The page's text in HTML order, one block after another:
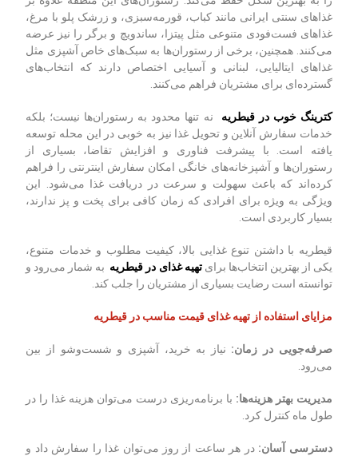
غذاهای سنتی ایرانی مانند کباب، قورمه‌سبزی، و زرشک پلو با مرغ،
غذاهای فست‌فودی متنوعی مثل پیتزا، ساندویچ و برگر را نیز عرضه
می‌کنند. همچنین، برخی از رستوران‌ها به سبک‌های خاص آشپزی مثل
غذاهای ایتالیایی، لبنانی و آسیایی اختصاص دارند که انتخاب‌های
گسترده‌ای برای مشتریان فراهم می‌کنند.
کترینگ خوب در قیطریه
نه تنها محدود به رستوران‌ها نیست؛ بلکه
خدمات سفارش آنلاین و تحویل غذا نیز به خوبی در این محله توسعه
یافته است. با پیشرفت فناوری و افزایش تقاضا، بسیاری از
رستوران‌ها و آشپزخانه‌های خانگی امکان سفارش اینترنتی را فراهم
کرده‌اند که باعث سهولت و سرعت در دریافت غذا می‌شود. این
ویژگی به ویژه برای افرادی که زمان کافی برای پخت و پز ندارند،
بسیار کاربردی است.
قیطریه با داشتن تنوع غذایی بالا، کیفیت مطلوب و خدمات متنوع،
یکی از بهترین انتخاب‌ها برایتهیه غذای در قیطریه به شمار می‌رود و
توانسته است رضایت بسیاری از مشتریان را جلب کند.
مزایای استفاده از تهیه غذای قیمت مناسب در قیطریه
صرفه‌جویی در زمان: نیاز به خرید، آشپزی و شست‌وشو از بین
می‌رود.
مدیریت بهتر هزینه‌ها: با برنامه‌ریزی درست می‌توان هزینه غذا را در
طول ماه کنترل کرد.
دسترسی آسان: در هر ساعت از روز می‌توان غذا را سفارش داد و